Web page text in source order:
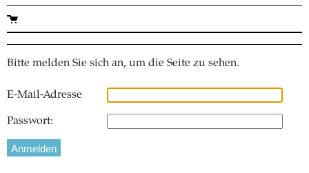
Bitte melden Sie sich an, um die Seite zu sehen.
E-Mail-Adresse
Passwort: